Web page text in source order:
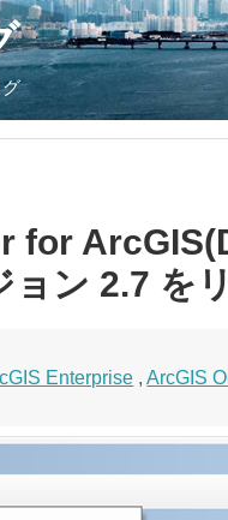
for
ン 2.7 を
Enterprise ,ArcGIS